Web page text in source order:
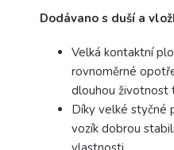
Dodávano s duší a
Velká kontaktní
rovnoměrné
dlouhou životnost
Díky velké styčné
vozík dobrou